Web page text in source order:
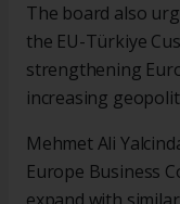
The board also
the EU-Türkiye
strengthening
increasing
Mehmet Ali
Europe Business